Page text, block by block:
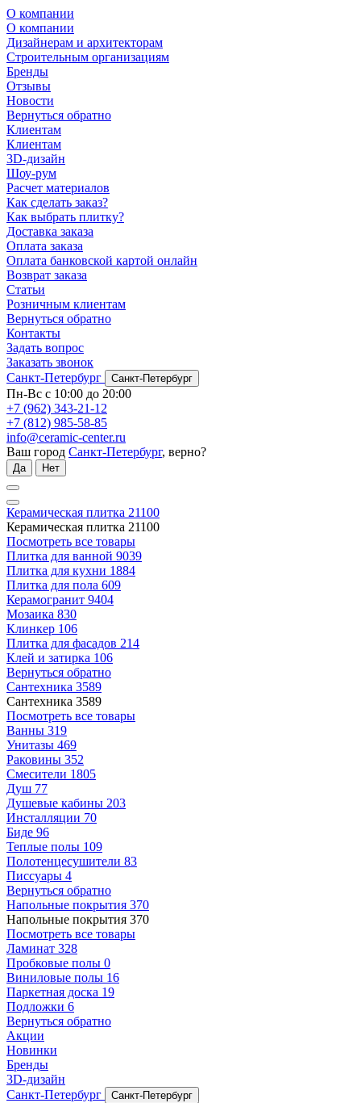
О компании
О компании
Дизайнерам и архитекторам
Строительным организациям
Бренды
Отзывы
Новости
Вернуться обратно
Клиентам
Клиентам
3D-дизайн
Шоу-рум
Расчет материалов
Как сделать заказ?
Как выбрать плитку?
Доставка заказа
Оплата заказа
Оплата банковской картой онлайн
Возврат заказа
Статьи
Розничным клиентам
Вернуться обратно
Контакты
Задать вопрос
Заказать звонок
Санкт-Петербург
Санкт-Петербург
Пн-Вс с 10:00 до 20:00
+7 (962) 343-21-12
+7 (812) 985-58-85
info@ceramic-center.ru
Ваш город Санкт-Петербург, верно?
Да Нет
Керамическая плитка 21100
Керамическая плитка 21100
Посмотреть все товары
Плитка для ванной 9039
Плитка для кухни 1884
Плитка для пола 609
Керамогранит 9404
Мозаика 830
Клинкер 106
Плитка для фасадов 214
Клей и затирка 106
Вернуться обратно
Сантехника 3589
Сантехника 3589
Посмотреть все товары
Ванны 319
Унитазы 469
Раковины 352
Смесители 1805
Душ 77
Душевые кабины 203
Инсталляции 70
Биде 96
Теплые полы 109
Полотенцесушители 83
Писсуары 4
Вернуться обратно
Напольные покрытия 370
Напольные покрытия 370
Посмотреть все товары
Ламинат 328
Пробковые полы 0
Виниловые полы 16
Паркетная доска 19
Подложки 6
Вернуться обратно
Акции
Новинки
Бренды
3D-дизайн
Санкт-Петербург
Санкт-Петербург